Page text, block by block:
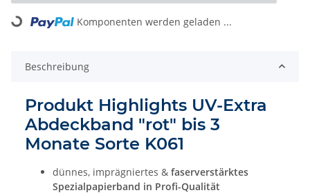
Loading... Komponenten werden geladen ...
Beschreibung
Produkt Highlights UV-Extra
Abdeckband "rot" bis 3
Monate Sorte K061
dünnes, imprägniertes & faserverstärktes
Spezialpapierband in Profi-Qualität